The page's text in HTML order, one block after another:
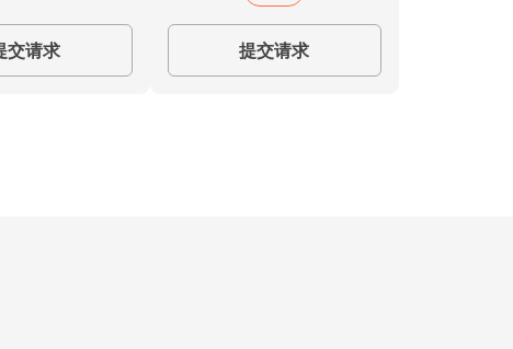
交请求 提交请求